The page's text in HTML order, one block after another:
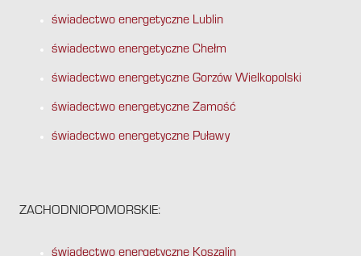
świadectwo energetyczne Lublin
świadectwo energetyczne Chełm
świadectwo energetyczne Gorzów Wielkopolski
świadectwo energetyczne Zamość
świadectwo energetyczne Puławy
ZACHODNIOPOMORSKIE: